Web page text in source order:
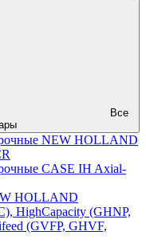
Все
NEW HOLLAND
CASE IH Axial-
HOLLAND
HighCapacity (GHNP,
(GVFP, GHVF,